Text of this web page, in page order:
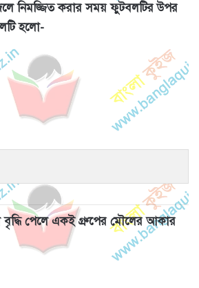
নিমজ্জিত করার সময় ফুটবলটির উপর
হলো-
বৃদ্ধি পেলে একই গ্রুপের মৌলের আকার